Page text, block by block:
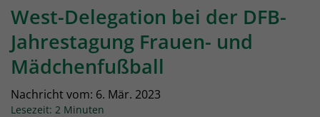
West-Delegation bei der DFB-
Jahrestagung Frauen- und
Mädchenfußball
Nachricht vom: 6. Mär. 2023
Lesezeit: 2 Minuten